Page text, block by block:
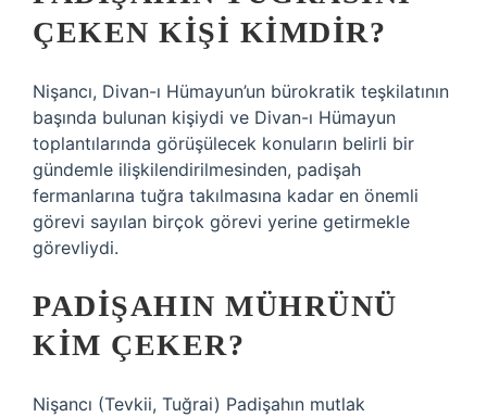
ÇEKEN KIŞI KIMDIR?
Nişancı, Divan-ı Hümayun’un bürokratik teşkilatının
başında bulunan kişiydi ve Divan-ı Hümayun
toplantılarında görüşülecek konuların belirli bir
gündemle ilişkilendirilmesinden, padişah
fermanlarına tuğra takılmasına kadar en önemli
görevi sayılan birçok görevi yerine getirmekle
görevliydi.
PADIŞAHIN MÜHRÜNÜ
KIM ÇEKER?
Nişancı (Tevkii, Tuğrai) Padişahın mutlak